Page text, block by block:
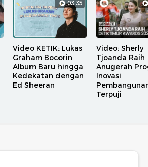
03:35
Video KETIK: Lukas
Graham Bocorin
Album Baru hingga
Kedekatan dengan
Ed Sheeran
Video: Sherly
Tjoanda Raih
Anugerah
Inovasi
Terpuji